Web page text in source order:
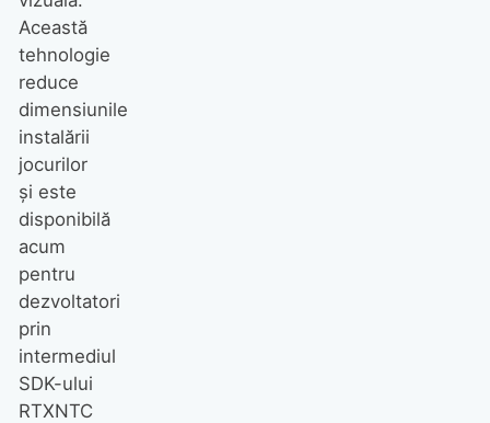
Această
tehnologie
reduce
dimensiunile
instalării
jocurilor
și este
disponibilă
acum
pentru
dezvoltatori
prin
intermediul
SDK-ului
RTXNTC